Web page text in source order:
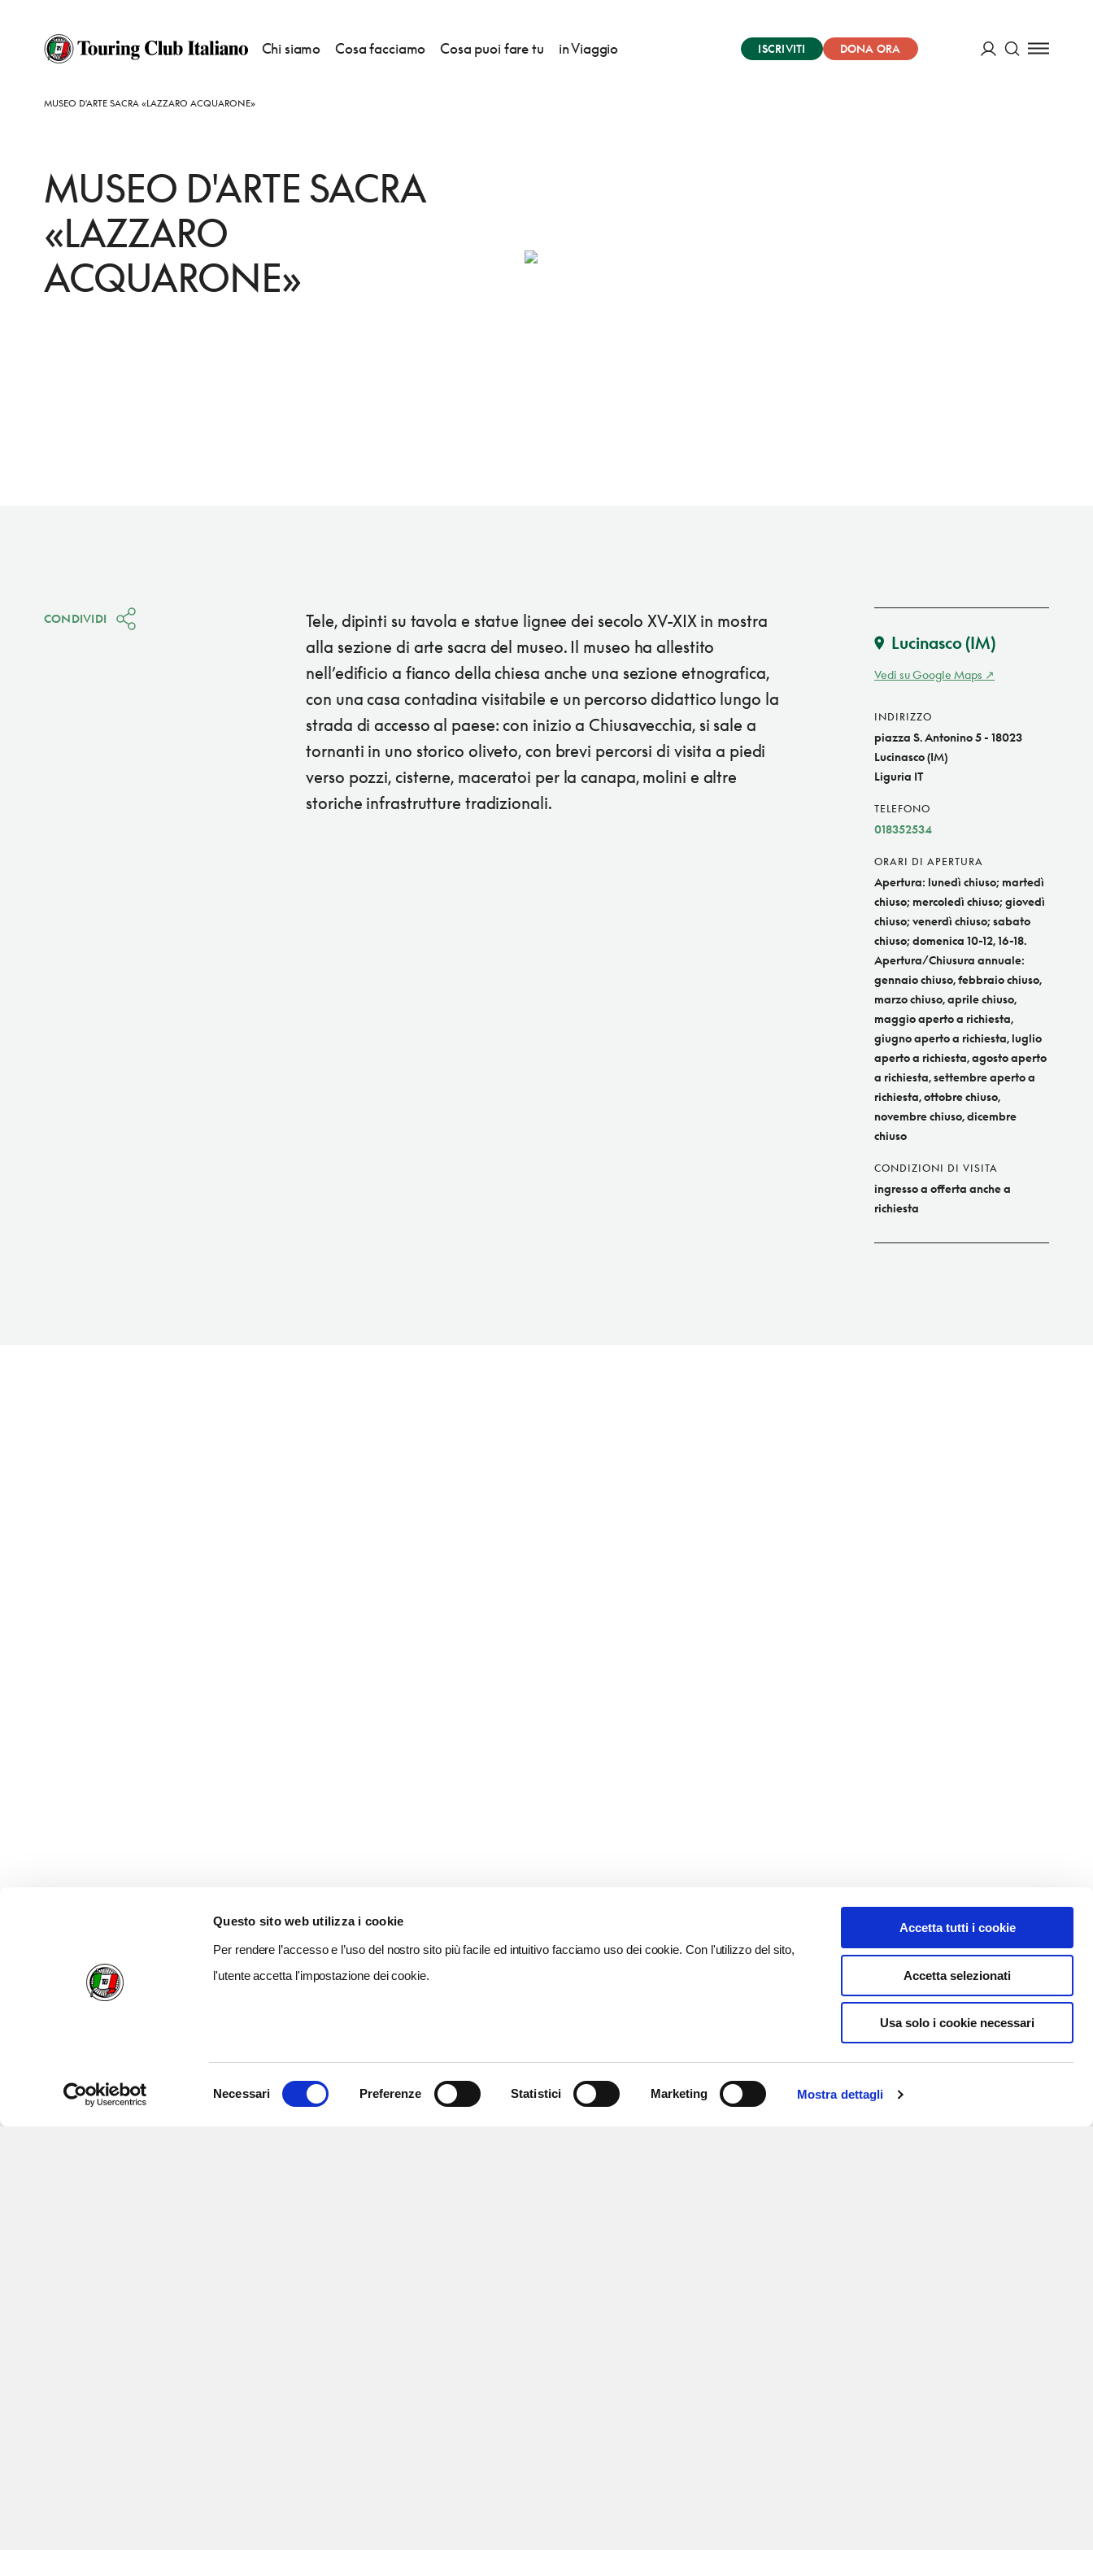
Questo sito web utilizza i cookie
Per rendere l’accesso e l’uso del nostro sito più facile ed intuitivo facciamo uso dei cookie. Con l'utilizzo del sito,
l'utente accetta l'impostazione dei cookie.
Necessari Preferenze Statistici Marketing Mostra dettagli
Accetta tutti i cookie
Accetta selezionati
Usa solo i cookie necessari
Chi siamo Cosa facciamo Cosa puoi fare tu in Viaggio ISCRIVITI
DONA ORA
MUSEO D'ARTE SACRA «LAZZARO ACQUARONE»
MUSEO D'ARTE SACRA
«LAZZARO
ACQUARONE»
Tele, dipinti su tavola e statue lignee dei secolo XV-XIX in mostra
alla sezione di arte sacra del museo. Il museo ha allestito
nell’edificio a fianco della chiesa anche una sezione etnografica,
con una casa contadina visitabile e un percorso didattico lungo la
strada di accesso al paese: con inizio a Chiusavecchia, si sale a
tornanti in uno storico oliveto, con brevi percorsi di visita a piedi
verso pozzi, cisterne, maceratoi per la canapa, molini e altre
storiche infrastrutture tradizionali.
CONDIVIDI
Lucinasco(IM)
Vedi su Google Maps
INDIRIZZO
piazza S. Antonino 5 - 18023
Lucinasco (IM)
Liguria IT
TELEFONO
018352534
ORARI DI APERTURA
Apertura: lunedì chiuso; martedì
chiuso; mercoledì chiuso; giovedì
chiuso; venerdì chiuso; sabato
chiuso; domenica 10-12, 16-18.
Apertura/Chiusura annuale:
gennaio chiuso, febbraio chiuso,
marzo chiuso, aprile chiuso,
maggio aperto a richiesta,
giugno aperto a richiesta, luglio
aperto a richiesta, agosto aperto
a richiesta, settembre aperto a
richiesta, ottobre chiuso,
novembre chiuso, dicembre
chiuso
CONDIZIONI DI VISITA
ingresso a offerta anche a
richiesta